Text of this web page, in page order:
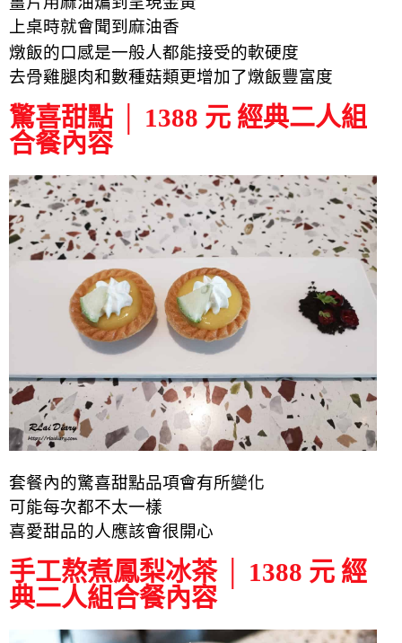
上桌時就會聞到麻油香
燉飯的口感是一般人都能接受的軟硬度
去骨雞腿肉和數種菇類更增加了燉飯豐富度
驚喜甜點 │ 1388 元 經典二人組
合餐內容
套餐內的驚喜甜點品項會有所變化
可能每次都不太一樣
喜愛甜品的人應該會很開心
手工熬煮鳳梨冰茶 │ 1388 元 經
典二人組合餐內容